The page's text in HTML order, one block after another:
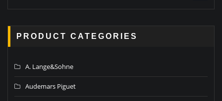
PRODUCT CATEGORIES
A. Lange&Sohne
Audemars Piguet